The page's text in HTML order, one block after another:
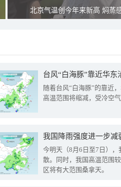
北京气温创今年来新高 焖蒸
台风“白海豚”靠近华
随着台风“白海豚”的靠近
高温范围将缩减，受冷空
今明天（8月6日至7日）
散。同时，我国高温范围
区将有大范围桑拿天。